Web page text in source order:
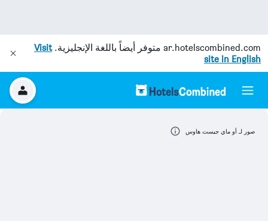
ar.hotelscombined.com متوفر أيضاً باللغة الإنجليزية.Visit
site in English
صور لـ أو ماي جيست هاوس